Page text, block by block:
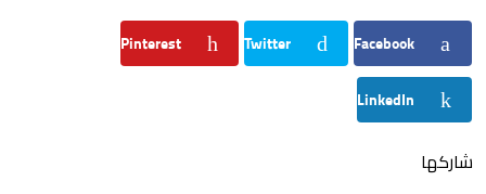
Facebook
Twitter
Pinterest
LinkedIn
‫‫ شاركها‬